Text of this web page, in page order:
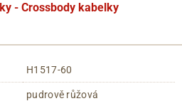
- Crossbody kabelky
H1517-60
pudrově růžová